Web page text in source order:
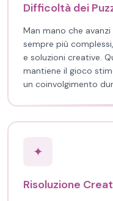
Difficoltà dei
Man mano che
sempre più
e soluzioni creative.
mantiene il gioco
un coinvolgimento
✦
Risoluzione